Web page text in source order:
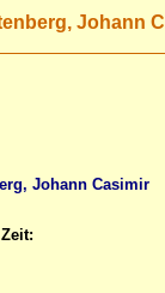
Johann
Johann Casimir